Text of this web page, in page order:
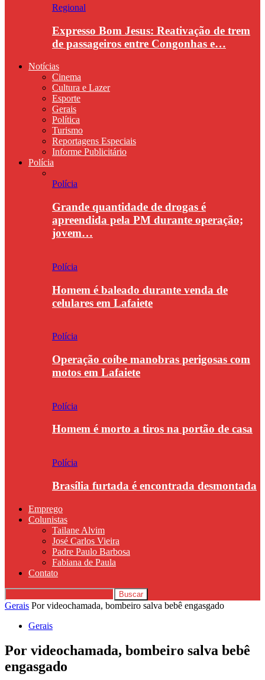
Regional
Expresso Bom Jesus: Reativação de trem
de passageiros entre Congonhas e…
Notícias
Cinema
Cultura e Lazer
Esporte
Gerais
Política
Turismo
Reportagens Especiais
Informe Publicitário
Polícia
Polícia
Grande quantidade de drogas é
apreendida pela PM durante operação;
jovem…
Polícia
Homem é baleado durante venda de
celulares em Lafaiete
Polícia
Operação coíbe manobras perigosas com
motos em Lafaiete
Polícia
Homem é morto a tiros na portão de casa
Polícia
Brasília furtada é encontrada desmontada
Emprego
Colunistas
Tailane Alvim
José Carlos Vieira
Padre Paulo Barbosa
Fabiana de Paula
Contato
Gerais Por videochamada, bombeiro salva bebê engasgado
Gerais
Por videochamada, bombeiro salva bebê
engasgado